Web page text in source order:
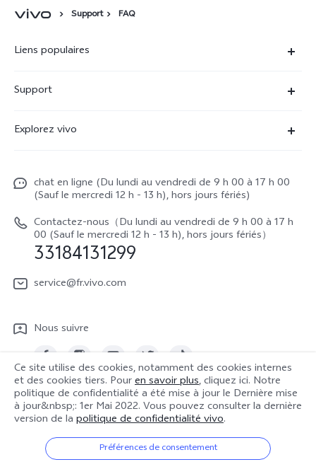
Support FAQ
Liens populaires
V23 5G
Y22s
Y35
Support
Centre de services
Authentification IMEI
Prix des réparations hors garantie
Demande de retour en réparation-ICP
Demande de retour en réparation-SBE
Manuel de l'utilisateur
Mise à jour du système
Journal des mises à jour
Notes de mise à jour
Politique de garantie
Explorez vivo
La vie chez vivo
vivo netiquette
About Us
Mentions légales
Centre de confidentialité vivo
chat en ligne (Du lundi au vendredi de 9 h 00 à 17 h 00
(Sauf le mercredi 12 h - 13 h), hors jours fériés)
Contactez-nous（Du lundi au vendredi de 9 h 00 à 17 h
00 (Sauf le mercredi 12 h - 13 h), hors jours fériés）
33184131299
service@fr.vivo.com
Nous suivre
France | Sélectionnez un pays / une région
Ce site utilise des cookies, notamment des cookies internes
et des cookies tiers. Pouren savoir plus, cliquez ici. Notre
politique de confidentialité a été mise à jour le Dernière mise
à jour&nbsp;: 1er Mai 2022. Vous pouvez consulter la dernière
version de la politique de confidentialité vivo.
Préférences de consentement